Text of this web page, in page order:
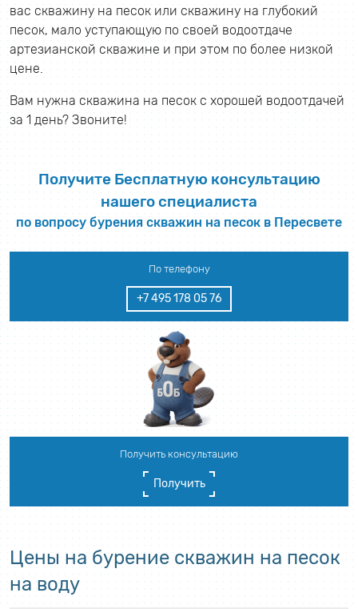
вас скважину на песок или скважину на глубокий
песок, мало уступающую по своей водоотдаче
артезианской скважине и при этом по более низкой
цене.
Вам нужна скважина на песок с хорошей водоотдачей
за 1 день? Звоните!
Получите Бесплатную консультацию
нашего специалиста
по вопросу бурения скважин на песок в Пересвете
По телефону
+7 495 178 05 76
Получить консультацию
Получить
Цены на бурение скважин на песок
на воду